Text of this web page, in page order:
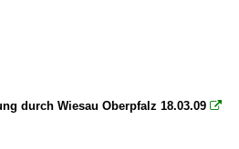
durch Wiesau Oberpfalz 18.03.09 